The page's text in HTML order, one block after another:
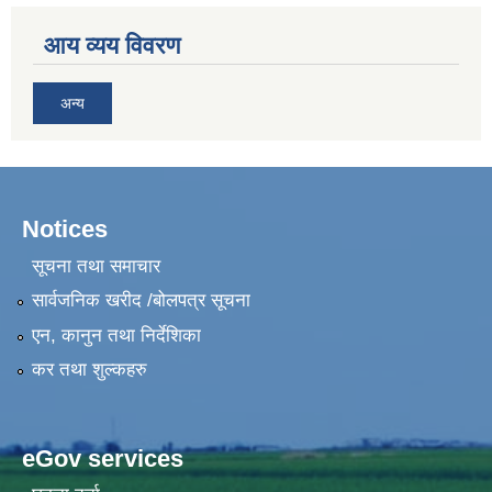
आय व्यय विवरण
अन्य
Notices
सूचना तथा समाचार
सार्वजनिक खरीद /बोलपत्र सूचना
एन, कानुन तथा निर्देशिका
कर तथा शुल्कहरु
eGov services